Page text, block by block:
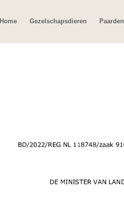
Home Gezelschapsdieren